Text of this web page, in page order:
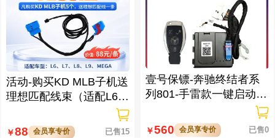
活动-购买KD MLB子机送
理想匹配线束（适配L6/L
￥88 会员享专价 已售15
壹号保镖-奔驰终结者系
列801-手雷款一键启动免
￥560 会员享专价 已售0